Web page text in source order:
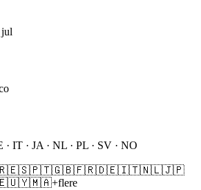
jul
· IT · JA · NL · PL · SV · NO
🇪🇸🇵🇹🇬🇧🇫🇷🇩🇪🇮🇹🇳🇱🇯🇵
🇺🇾🇲🇦+flere